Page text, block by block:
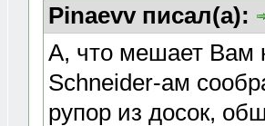
Pinaevv писал(а):
А, что мешает Вам
Schneider-ам
рупор из досок,